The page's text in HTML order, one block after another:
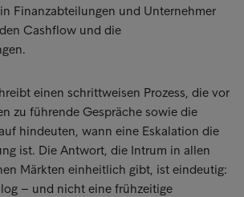
Finanzabteilungen und Unternehmer
Cashflow und die
einen schrittweisen Prozess, die vor
zu führende Gespräche sowie die
hindeuten, wann eine Eskalation die
ist. Die Antwort, die Intrum in allen
Märkten einheitlich gibt, ist eindeutig:
– und nicht eine frühzeitige